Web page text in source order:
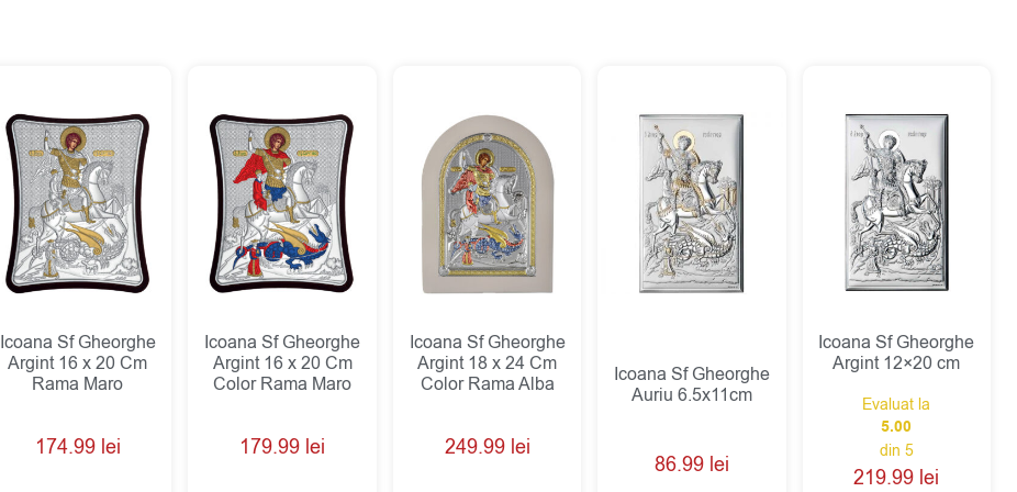
Icoana Sf Gheorghe
Argint 16 x 20 Cm
Rama Maro
174.99 lei
Icoana Sf Gheorghe
Argint 16 x 20 Cm
Color Rama Maro
179.99 lei
Icoana Sf Gheorghe
Argint 18 x 24 Cm
Color Rama Alba
249.99 lei
Icoana Sf Gheorghe
Auriu 6.5x11cm
86.99 lei
Icoana Sf Gheorghe
Argint 12×20 cm
Evaluat la
5.00
din 5
219.99 lei